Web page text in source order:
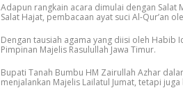
Adapun rangkain acara dimulai dengan Salat
Salat Hajat, pembacaan ayat suci Al-Qur’an
Dengan tausiah agama yang diisi oleh Habib
Pimpinan Majelis Rasulullah Jawa Timur.
Bupati Tanah Bumbu HM Zairullah Azhar
menjalankan Majelis Lailatul Jumat, tetapi